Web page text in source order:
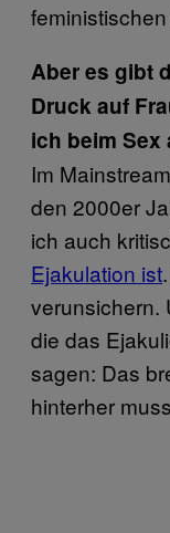
Aber es gibt
Druck auf
ich beim
Im
den 2000er
ich auch
Ejakulation ist
verunsichern.
die das
sagen: Das
hinterher